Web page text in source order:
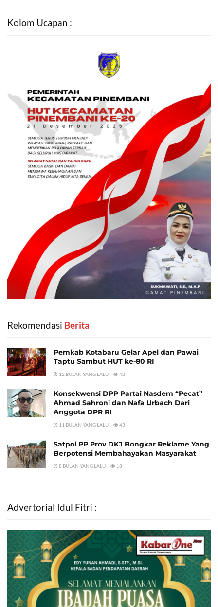
Kolom Ucapan :
Rekomendasi ‎ Berita
Pemkab Kotabaru Gelar Apel dan Pawai
Taptu Sambut HUT ke-80 RI
12 BULAN YANG LALU 42
Konsekwensi DPP Partai Nasdem “Pecat”
Ahmad Sahroni dan Nafa Urbach Dari
Anggota DPR RI
11 BULAN YANG LALU 43
Satpol PP Prov DKJ Bongkar Reklame Yang
Berpotensi Membahayakan Masyarakat
8 BULAN YANG LALU 18
Advertorial Idul Fitri :